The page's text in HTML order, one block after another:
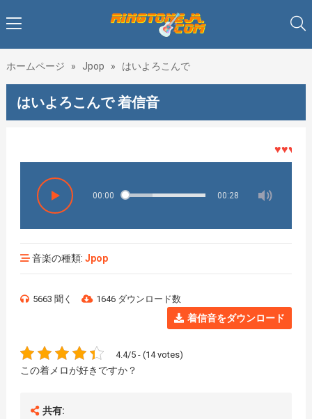
ホームページ » Jpop » はいよろこんで
はいよろこんで 着信音
♥♥♥着メ
00:00 00:28
音楽の種類: Jpop
5663 聞く 1646 ダウンロード数
着信音をダウンロード
4.4/5 - (14 votes)
この着メロが好きですか？
共有: